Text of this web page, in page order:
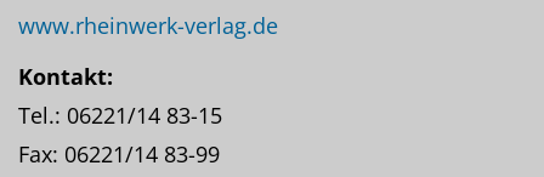
www.rheinwerk-verlag.de
Kontakt:
Tel.: 06221/14 83-15
Fax: 06221/14 83-99